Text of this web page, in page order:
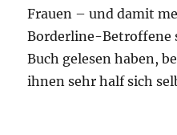
Frauen – und damit
Borderline-Betroffene
Buch gelesen haben,
ihnen sehr half sich